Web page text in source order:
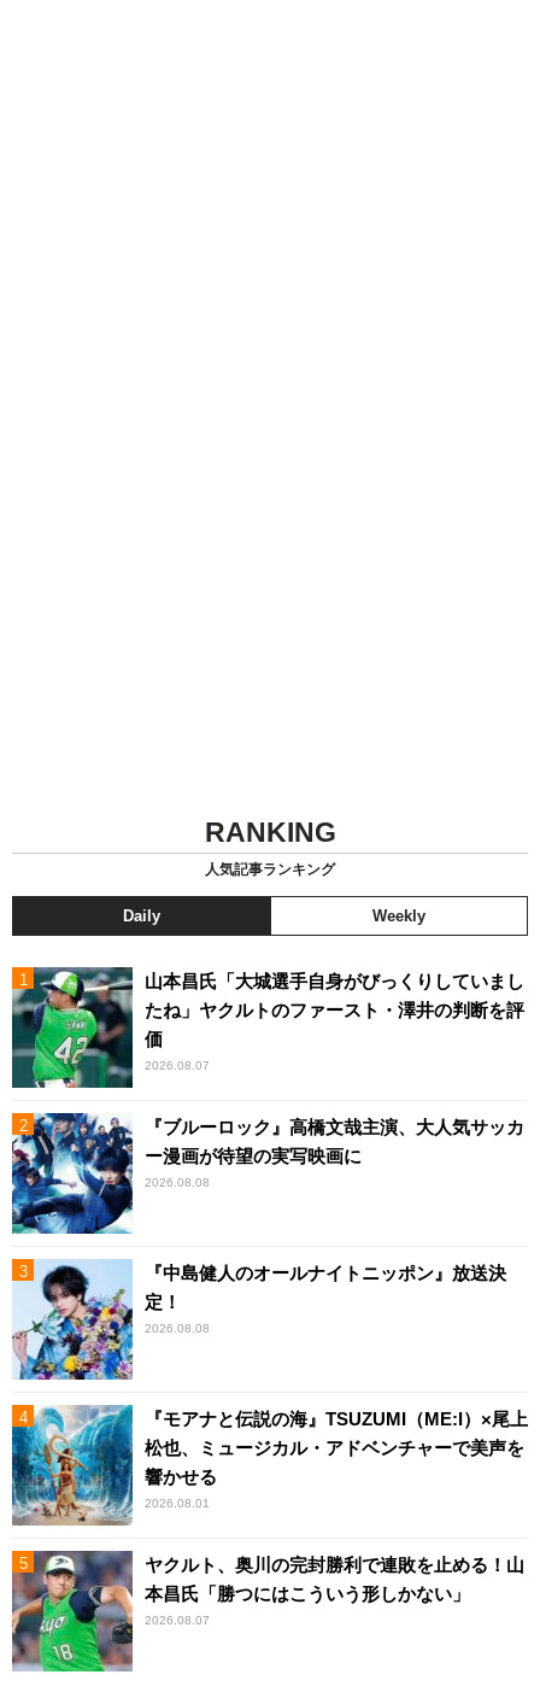
RANKING
人気記事ランキング
Daily Weekly
山本昌氏「大城選手自身がびっくりしていまし
たね」ヤクルトのファースト・澤井の判断を評
価
2026.08.07
『ブルーロック』高橋文哉主演、大人気サッカ
ー漫画が待望の実写映画に
2026.08.08
『中島健人のオールナイトニッポン』放送決
定！
2026.08.08
『モアナと伝説の海』TSUZUMI（ME:I）×尾上
松也、ミュージカル・アドベンチャーで美声を
響かせる
2026.08.01
ヤクルト、奥川の完封勝利で連敗を止める！山
本昌氏「勝つにはこういう形しかない」
2026.08.07